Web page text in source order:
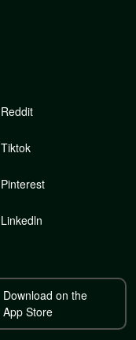
Reddit
Tiktok
Pinterest
Linkedln
Download on the
App Store